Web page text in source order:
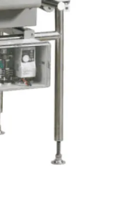
400 з конвеєром (з